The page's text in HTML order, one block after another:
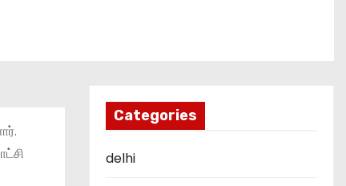
Categories
delhi